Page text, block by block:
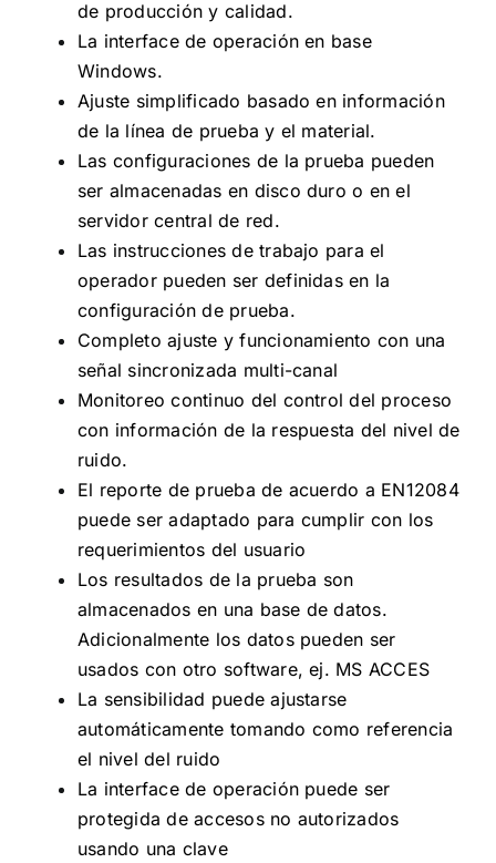
de producción y calidad.
La interface de operación en base
Windows.
Ajuste simplificado basado en información
de la línea de prueba y el material.
Las configuraciones de la prueba pueden
ser almacenadas en disco duro o en el
servidor central de red.
Las instrucciones de trabajo para el
operador pueden ser definidas en la
configuración de prueba.
Completo ajuste y funcionamiento con una
señal sincronizada multi-canal
Monitoreo continuo del control del proceso
con información de la respuesta del nivel de
ruido.
El reporte de prueba de acuerdo a EN12084
puede ser adaptado para cumplir con los
requerimientos del usuario
Los resultados de la prueba son
almacenados en una base de datos.
Adicionalmente los datos pueden ser
usados con otro software, ej. MS ACCES
La sensibilidad puede ajustarse
automáticamente tomando como referencia
el nivel del ruido
La interface de operación puede ser
protegida de accesos no autorizados
usando una clave